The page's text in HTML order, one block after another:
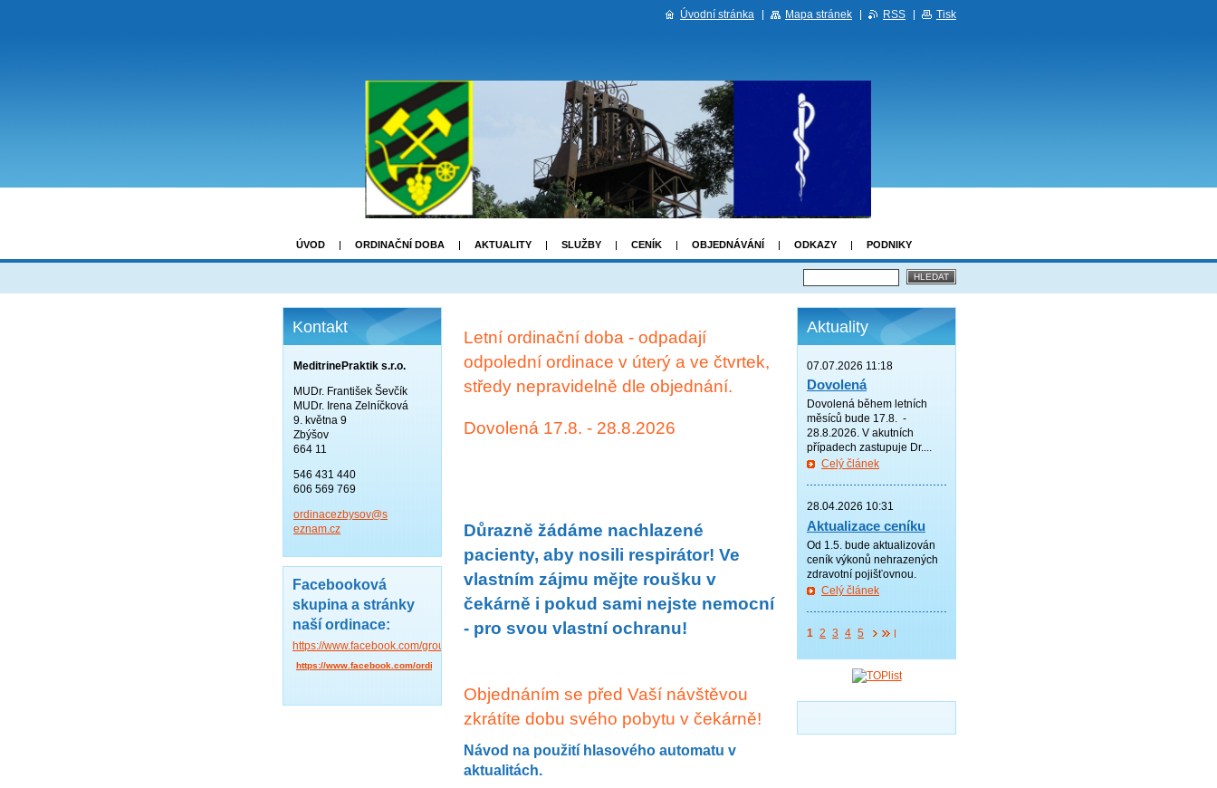
ÚVOD ORDINAČNÍ DOBA AKTUALITY SLUŽBY CENÍK OBJEDNÁVÁNÍ ODKAZY PODNIKY
Letní ordinační doba - odpadají
odpolední ordinace v úterý a ve čtvrtek,
středy nepravidelně dle objednání.
Dovolená 17.8. - 28.8.2026
Důrazně žádáme nachlazené
pacienty, aby nosili respirátor! Ve
vlastním zájmu mějte roušku v
čekárně i pokud sami nejste nemocní
- pro svou vlastní ochranu!
Objednáním se před Vaší návštěvou
zkrátíte dobu svého pobytu v čekárně!
Návod na použití hlasového automatu v
aktualitách.
Aktuality
07.07.2026 11:18
Dovolená
Dovolená během letních
měsíců bude 17.8. -
28.8.2026. V akutních
případech zastupuje Dr....
Celý článek
28.04.2026 10:31
Aktualizace ceníku
Od 1.5. bude aktualizován
ceník výkonů nehrazených
zdravotní pojišťovnou.
Celý článek
1 2 3 4 5
Kontakt
MeditrinePraktik s.r.o.
MUDr. František Ševčík
MUDr. Irena Zelníčková
9. května 9
Zbýšov
664 11
546 431 440
606 569 769
ordinacezbysov@s
eznam.cz
Facebooková
skupina a stránky
naší ordinace:
https://www.facebook.com/groups/267341174015388/
https://www.facebook.com/ordinacezbysov
Úvodní stránka Mapa stránek RSS Tisk